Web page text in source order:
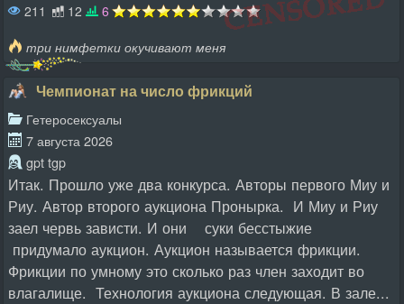
211 12
6
три нимфетки окучивают меня
Чемпионат на число фрикций
Гетеросексуалы
7 августа 2026
gpt tgp
Итак. Прошло уже два конкурса. Авторы первого Миу и
Риу. Автор второго аукциона Пронырка. И Миу и Риу
заел червь зависти. И они суки бесстыжие
придумало аукцион. Аукцион называется фрикции.
Фрикции по умному это сколько раз член заходит во
влагалище. Технология аукциона следующая. В зале...